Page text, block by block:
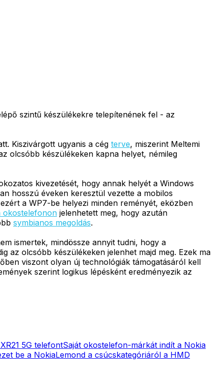
szintű készülékekre telepítenének fel - az
Kiszivárgott ugyanis a cég terve, miszerint Meltemi
olcsóbb készülékeken kapna helyet, némileg
kivezetését, hogy annak helyét a Windows
hosszú éveken keresztül vezette a mobilos
a WP7-be helyezi minden reményét, eközben
okostelefonon jelenhetett meg, hogy azután
symbianos megoldás.
ismertek, mindössze annyit tudni, hogy a
az olcsóbb készülékeken jelenhet majd meg. Ezek ma
viszont olyan új technológiák támogatásáról kell
szerint logikus lépésként eredményezik az
5G telefontSaját okostelefon-márkát indít a Nokia
be a NokiaLemond a csúcskategóriáról a HMD